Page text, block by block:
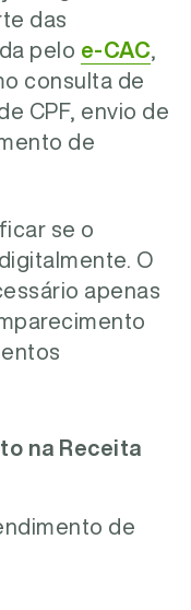
das
pelo e-CAC
consulta de
CPF, envio de
de
se o
O
apenas
na Receita
de